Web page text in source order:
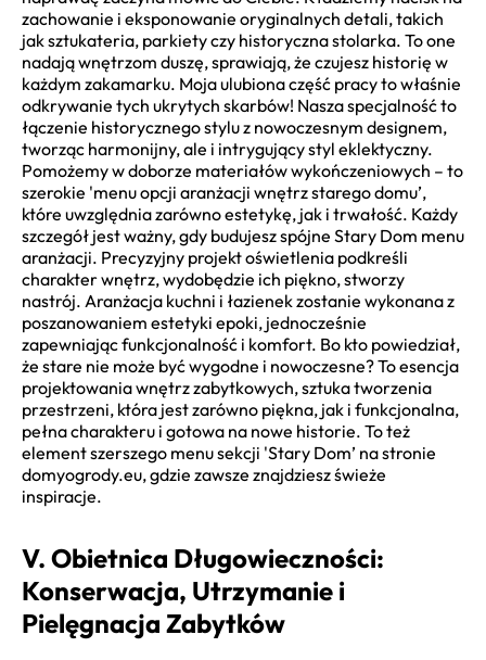
zachowanie i eksponowanie oryginalnych detali, takich
jak sztukateria, parkiety czy historyczna stolarka. To one
nadają wnętrzom duszę, sprawiają, że czujesz historię w
każdym zakamarku. Moja ulubiona część pracy to właśnie
odkrywanie tych ukrytych skarbów! Nasza specjalność to
łączenie historycznego stylu z nowoczesnym designem,
tworząc harmonijny, ale i intrygujący styl eklektyczny.
Pomożemy w doborze materiałów wykończeniowych – to
szerokie 'menu opcji aranżacji wnętrz starego domu’,
które uwzględnia zarówno estetykę, jak i trwałość. Każdy
szczegół jest ważny, gdy budujesz spójne Stary Dom menu
aranżacji. Precyzyjny projekt oświetlenia podkreśli
charakter wnętrz, wydobędzie ich piękno, stworzy
nastrój. Aranżacja kuchni i łazienek zostanie wykonana z
poszanowaniem estetyki epoki, jednocześnie
zapewniając funkcjonalność i komfort. Bo kto powiedział,
że stare nie może być wygodne i nowoczesne? To esencja
projektowania wnętrz zabytkowych, sztuka tworzenia
przestrzeni, która jest zarówno piękna, jak i funkcjonalna,
pełna charakteru i gotowa na nowe historie. To też
element szerszego menu sekcji 'Stary Dom’ na stronie
domyogrody.eu, gdzie zawsze znajdziesz świeże
inspiracje.
V. Obietnica Długowieczności:
Konserwacja, Utrzymanie i
Pielęgnacja Zabytków